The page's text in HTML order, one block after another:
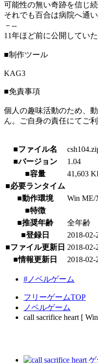
可能性の無い奇跡を信じ続
それでも百合は病院へ通
－--
11年ほど前に公開していた
■制作ツール
KAG3
■免責事項
個人の趣味活動のため、
ん。ご自身の責任にてご利
■ファイル名
■バージョン
1.04
■容量
41,603
■必要ランタイム
■動作環境
Win ME/
■特徴
■推奨年齢
全年齢
■登録日
2018-02-
■ファイル更新日 2018-02-
■情報更新日
2018-02-
#ノベルゲーム
フリーゲームTOP
ノベルゲーム
call sacrifice heart [